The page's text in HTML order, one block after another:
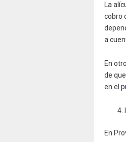
La
cobro
a
En
de
en el
En